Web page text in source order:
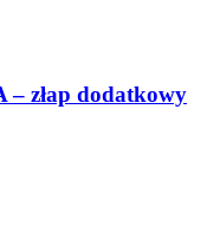
złap dodatkowy